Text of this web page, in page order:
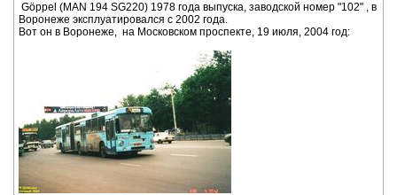
Göppel (MAN 194 SG220) 1978 года выпуска, заводской номер "102" , в
Воронеже эксплуатировался с 2002 года.
Вот он в Воронеже, на Московском проспекте, 19 июля, 2004 год: